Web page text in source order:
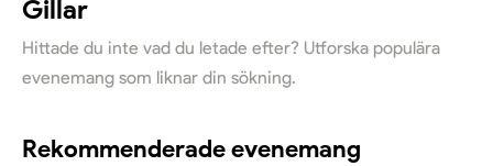
Gillar
Hittade du inte vad du letade efter? Utforska populära
evenemang som liknar din sökning.
Rekommenderade evenemang